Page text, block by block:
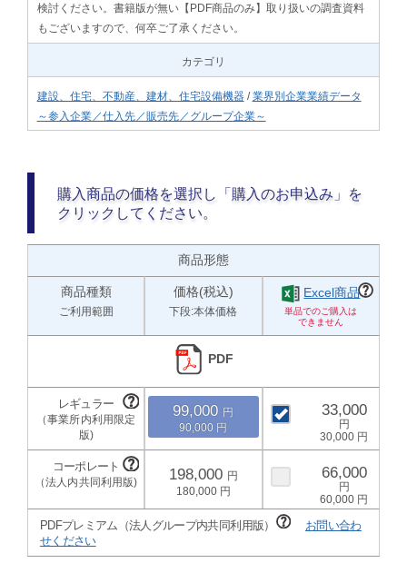
検討ください。書籍版が無い【PDF商品のみ】取り扱いの調査資料
もございますので、何卒ご了承ください。
カテゴリ
建設、住宅、不動産、建材、住宅設備機器/業界別企業業績データ
～参入企業／仕入先／販売先／グループ企業～
購入商品の価格を選択し「購入のお申込み」を
クリックしてください。
商品形態
商品種類
ご利用範囲
価格(税込)
下段:本体価格
Excel商品
PDF
99,000
90,000
33,000
30,000
198,000
180,000
66,000
60,000
PDFプレミアム（法人グループ内共同利用版）
お問い合わ
せください